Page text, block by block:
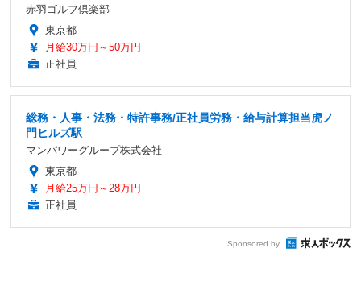
赤羽ゴルフ倶楽部
東京都
月給30万円～50万円
正社員
総務・人事・法務・特許事務/正社員労務・給与計算担当虎ノ
門ヒルズ駅
マンパワーグループ株式会社
東京都
月給25万円～28万円
正社員
Sponsored by